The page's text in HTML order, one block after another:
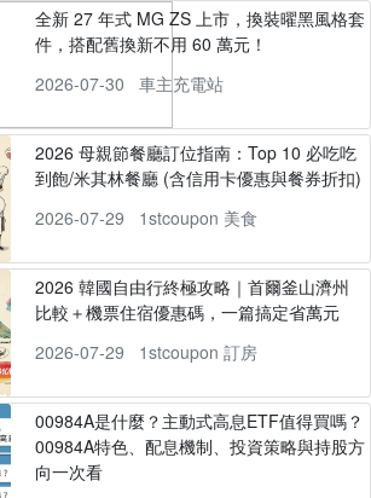
全新 27 年式 MG ZS 上市，換裝曜黑風格套
件，搭配舊換新不用 60 萬元！
2026-07-30
車主充電站
2026 母親節餐廳訂位指南：Top 10 必吃吃
到飽/米其林餐廳 (含信用卡優惠與餐券折扣)
2026-07-29
1stcoupon 美食
2026 韓國自由行終極攻略｜首爾釜山濟州
比較＋機票住宿優惠碼，一篇搞定省萬元
2026-07-29
1stcoupon 訂房
00984A是什麼？主動式高息ETF值得買嗎？
00984A特色、配息機制、投資策略與持股方
向一次看